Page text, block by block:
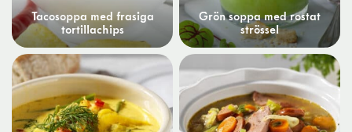
Tacosoppa med frasiga
tortillachips
Grön soppa med rostat
strössel